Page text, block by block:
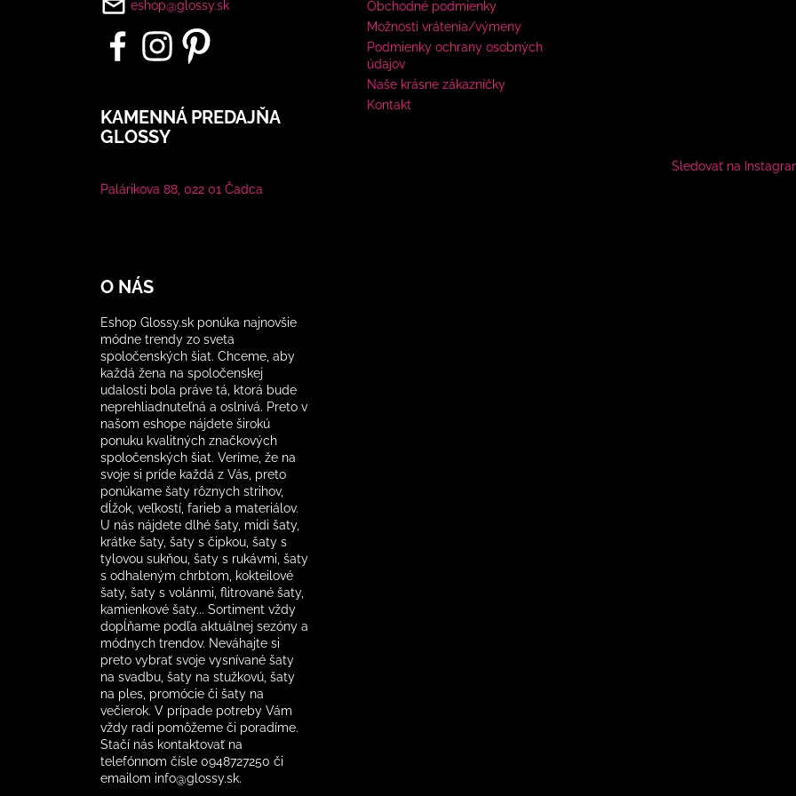
eshop@glossy.sk
KAMENNÁ PREDAJŇA
GLOSSY
Palárikova 88, 022 01 Čadca
Obchodné podmienky
Možnosti vrátenia/výmeny
Podmienky ochrany osobných
údajov
Naše krásne zákazníčky
Kontakt
Sledovať na
O NÁS
Eshop Glossy.sk ponúka najnovšie
módne trendy zo sveta
spoločenských šiat. Chceme, aby
každá žena na spoločenskej
udalosti bola práve tá, ktorá bude
neprehliadnuteľná a oslnivá. Preto v
našom eshope nájdete širokú
ponuku kvalitných značkových
spoločenských šiat. Veríme, že na
svoje si príde každá z Vás, preto
ponúkame šaty rôznych strihov,
dĺžok, veľkostí, farieb a materiálov.
U nás nájdete dlhé šaty, midi šaty,
krátke šaty, šaty s čipkou, šaty s
tylovou sukňou, šaty s rukávmi, šaty
s odhaleným chrbtom, kokteilové
šaty, šaty s volánmi, flitrované šaty,
kamienkové šaty... Sortiment vždy
dopĺňame podľa aktuálnej sezóny a
módnych trendov. Neváhajte si
preto vybrať svoje vysnívané šaty
na svadbu, šaty na stužkovú, šaty
na ples, promócie či šaty na
večierok. V prípade potreby Vám
vždy radi pomôžeme či poradíme.
Stačí nás kontaktovať na
telefónnom čísle 0948727250 či
emailom info@glossy.sk.